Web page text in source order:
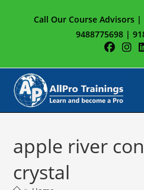
Call Our Course Advisors |
9488775698 |
apple river
crystal